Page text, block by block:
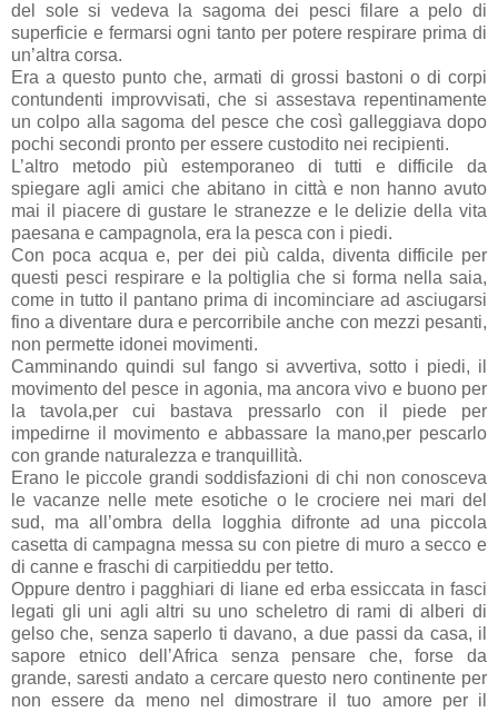
del sole si vedeva la sagoma dei pesci filare a pelo di
superficie e fermarsi ogni tanto per potere respirare prima di
un’altra corsa.
Era a questo punto che, armati di grossi bastoni o di corpi
contundenti improvvisati, che si assestava repentinamente
un colpo alla sagoma del pesce che così galleggiava dopo
pochi secondi pronto per essere custodito nei recipienti.
L’altro metodo più estemporaneo di tutti e difficile da
spiegare agli amici che abitano in città e non hanno avuto
mai il piacere di gustare le stranezze e le delizie della vita
paesana e campagnola, era la pesca con i piedi.
Con poca acqua e, per dei più calda, diventa difficile per
questi pesci respirare e la poltiglia che si forma nella saia,
come in tutto il pantano prima di incominciare ad asciugarsi
fino a diventare dura e percorribile anche con mezzi pesanti,
non permette idonei movimenti.
Camminando quindi sul fango si avvertiva, sotto i piedi, il
movimento del pesce in agonia, ma ancora vivo e buono per
la tavola,per cui bastava pressarlo con il piede per
impedirne il movimento e abbassare la mano,per pescarlo
con grande naturalezza e tranquillità.
Erano le piccole grandi soddisfazioni di chi non conosceva
le vacanze nelle mete esotiche o le crociere nei mari del
sud, ma all’ombra della logghia difronte ad una piccola
casetta di campagna messa su con pietre di muro a secco e
di canne e fraschi di carpitieddu per tetto.
Oppure dentro i pagghiari di liane ed erba essiccata in fasci
legati gli uni agli altri su uno scheletro di rami di alberi di
gelso che, senza saperlo ti davano, a due passi da casa, il
sapore etnico dell’Africa senza pensare che, forse da
grande, saresti andato a cercare questo nero continente per
non essere da meno nel dimostrare il tuo amore per il